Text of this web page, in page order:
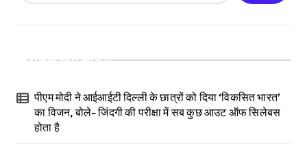
Recent Posts
पीएम मोदी ने आईआईटी दिल्ली के छात्रों को दिया ‘विकसित भारत’
का विजन, बोले- जिंदगी की परीक्षा में सब कुछ आउट ऑफ सिलेबस
होता है